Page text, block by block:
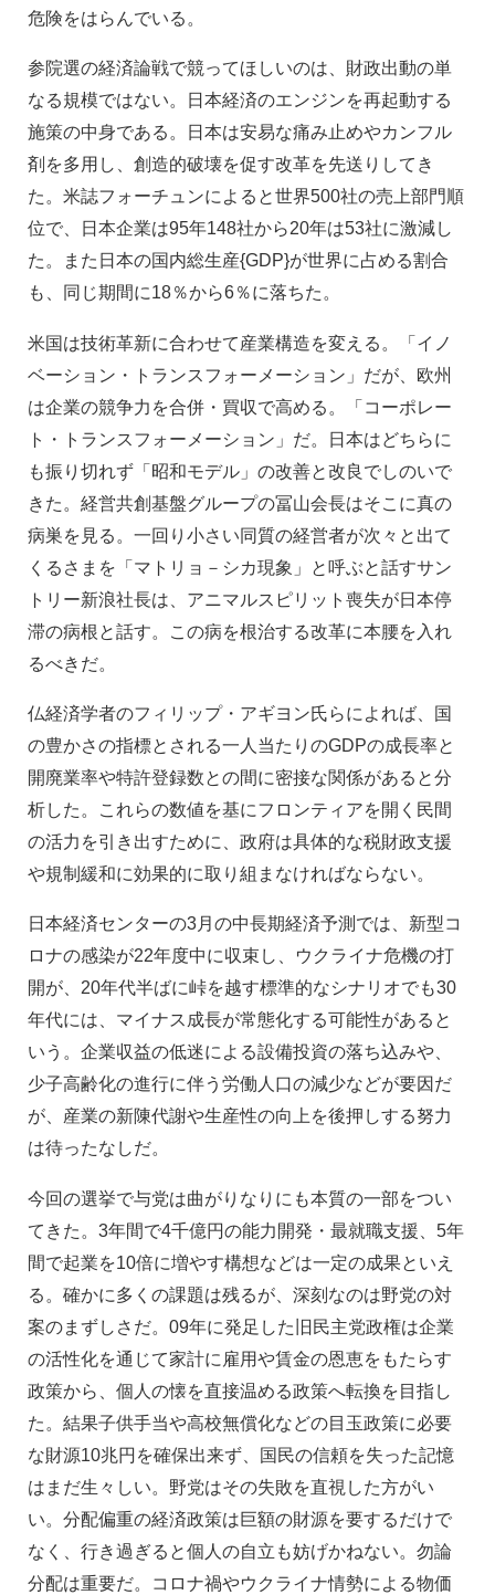
危険をはらんでいる。
参院選の経済論戦で競ってほしいのは、財政出動の単
なる規模ではない。日本経済のエンジンを再起動する
施策の中身である。日本は安易な痛み止めやカンフル
剤を多用し、創造的破壊を促す改革を先送りしてき
た。米誌フォーチュンによると世界500社の売上部門順
位で、日本企業は95年148社から20年は53社に激減し
た。また日本の国内総生産{GDP}が世界に占める割合
も、同じ期間に18％から6％に落ちた。
米国は技術革新に合わせて産業構造を変える。「イノ
ベーション・トランスフォーメーション」だが、欧州
は企業の競争力を合併・買収で高める。「コーポレー
ト・トランスフォーメーション」だ。日本はどちらに
も振り切れず「昭和モデル」の改善と改良でしのいで
きた。経営共創基盤グループの冨山会長はそこに真の
病巣を見る。一回り小さい同質の経営者が次々と出て
くるさまを「マトリョ－シカ現象」と呼ぶと話すサン
トリー新浪社長は、アニマルスピリット喪失が日本停
滞の病根と話す。この病を根治する改革に本腰を入れ
るべきだ。
仏経済学者のフィリップ・アギヨン氏らによれば、国
の豊かさの指標とされる一人当たりのGDPの成長率と
開廃業率や特許登録数との間に密接な関係があると分
析した。これらの数値を基にフロンティアを開く民間
の活力を引き出すために、政府は具体的な税財政支援
や規制緩和に効果的に取り組まなければならない。
日本経済センターの3月の中長期経済予測では、新型コ
ロナの感染が22年度中に収束し、ウクライナ危機の打
開が、20年代半ばに峠を越す標準的なシナリオでも30
年代には、マイナス成長が常態化する可能性があると
いう。企業収益の低迷による設備投資の落ち込みや、
少子高齢化の進行に伴う労働人口の減少などが要因だ
が、産業の新陳代謝や生産性の向上を後押しする努力
は待ったなしだ。
今回の選挙で与党は曲がりなりにも本質の一部をつい
てきた。3年間で4千億円の能力開発・最就職支援、5年
間で起業を10倍に増やす構想などは一定の成果といえ
る。確かに多くの課題は残るが、深刻なのは野党の対
案のまずしさだ。09年に発足した旧民主党政権は企業
の活性化を通じて家計に雇用や賃金の恩恵をもたらす
政策から、個人の懐を直接温める政策へ転換を目指し
た。結果子供手当や高校無償化などの目玉政策に必要
な財源10兆円を確保出来ず、国民の信頼を失った記憶
はまだ生々しい。野党はその失敗を直視した方がい
い。分配偏重の経済政策は巨額の財源を要するだけで
なく、行き過ぎると個人の自立も妨げかねない。勿論
分配は重要だ。コロナ禍やウクライナ情勢による物価